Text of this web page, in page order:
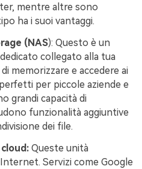
mentre altre sono
ha i suoi vantaggi.
(NAS): Questo è un
collegato alla tua
memorizzare e accedere ai
per piccole aziende e
grandi capacità di
funzionalità aggiuntive
dei file.
Queste unità
Servizi come Google